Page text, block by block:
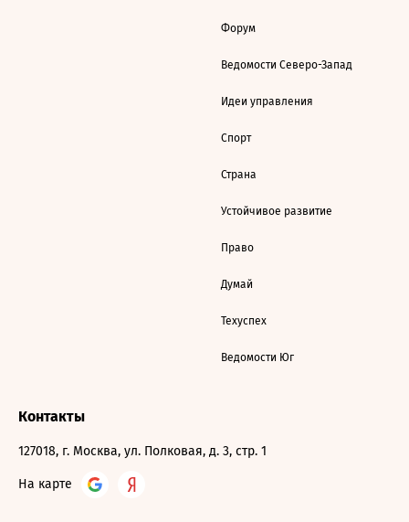
Форум
Ведомости Северо-Запад
Идеи управления
Спорт
Страна
Устойчивое развитие
Право
Думай
Техуспех
Ведомости Юг
Контакты
127018, г. Москва, ул. Полковая, д. 3, стр. 1
На карте